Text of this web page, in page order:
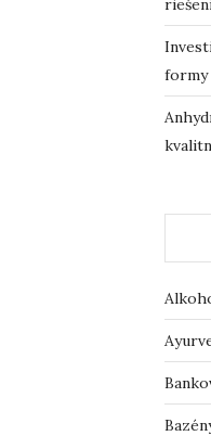
formy